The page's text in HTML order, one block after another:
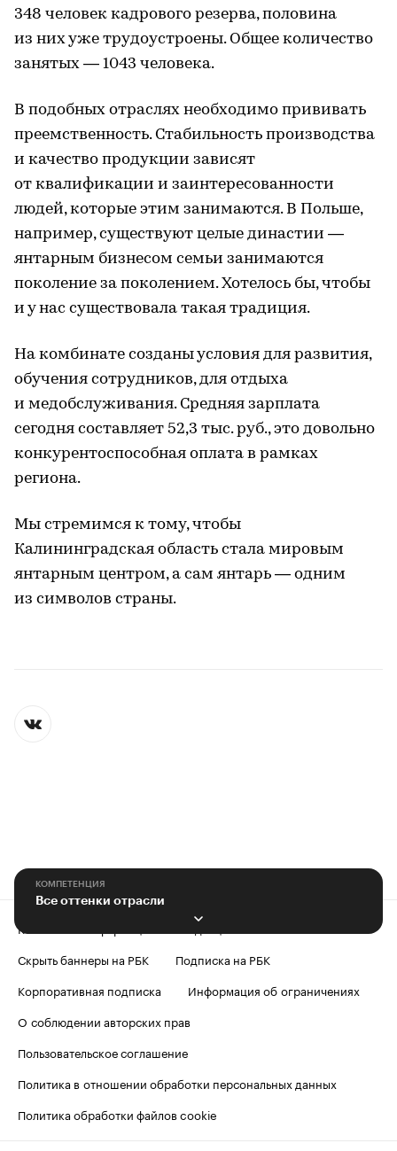
348 человек кадрового резерва, половина
из них уже трудоустроены. Общее количество
занятых — 1043 человека.
В подобных отраслях необходимо прививать
преемственность. Стабильность производства
и качество продукции зависят
от квалификации и заинтересованности
людей, которые этим занимаются. В Польше,
например, существуют целые династии —
янтарным бизнесом семьи занимаются
поколение за поколением. Хотелось бы, чтобы
и у нас существовала такая традиция.
На комбинате созданы условия для развития,
обучения сотрудников, для отдыха
и медобслуживания. Средняя зарплата
сегодня составляет 52,3 тыс. руб., это довольно
конкурентоспособная оплата в рамках
региона.
Мы стремимся к тому, чтобы
Калининградская область стала мировым
янтарным центром, а сам янтарь — одним
из символов страны.
КОМПЕТЕНЦИЯ
Все оттенки отрасли
Контактная информация
Скрыть баннеры на РБК
Подписка на РБК
Корпоративная подписка
Информация об ограничениях
О соблюдении авторских прав
Пользовательское соглашение
Политика в отношении обработки персональных данных
Политика обработки файлов cookie